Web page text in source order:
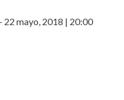
22 mayo, 2018 | 20:00